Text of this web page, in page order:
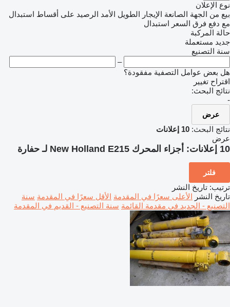
نوع الإعلان
بيع من الجهة الصانعة الإيجار الطويل الأمد الرصيد على أقساط استبدال
مع دفع فرق السعر استبدال
حالة المركبة
جديد مستعملة
سنة التصنيع
–
هل بعض عوامل التصفية مفقودة؟
اقتراح تغيير
نتائج البحث:
-
عرض
نتائج البحث: 10 إعلانات
عرض
10 إعلانات: أجزاء المحرك New Holland E215 لـ حفارة
فلتر
ترتيب: تاريخ النشر
تاريخ النشر الأعلى سعرًا في المقدمة الأقل سعرًا في المقدمة سنة
التصنيع - الجديد في مقدمة القائمة سنة التصنيع - القديم في المقدمة